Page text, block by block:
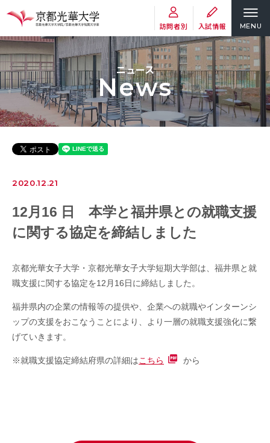
訪問者別 入試情報 MENU
ニュース
News
2020.12.21
12月16 日 本学と福井県との就職支援
に関する協定を締結しました
京都光華女子大学・京都光華女子大学短期大学部は、福井県と就
職支援に関する協定を12月16日に締結しました。
福井県内の企業の情報等の提供や、企業への就職やインターンシ
ップの支援をおこなうことにより、より一層の就職支援強化に繋
げていきます。
※就職支援協定締結府県の詳細はこちら から